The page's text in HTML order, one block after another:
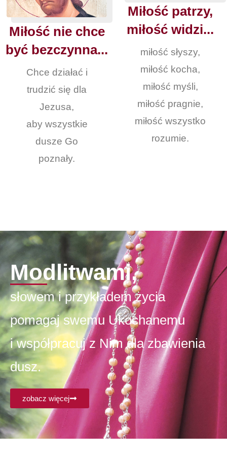
Miłość nie chce
być bezczynna...
Chce działać i
trudzić się dla
Jezusa,
aby wszystkie
dusze Go
poznały.
Miłość patrzy,
miłość widzi...
miłość słyszy,
miłość kocha,
miłość myśli,
miłość pragnie,
miłość wszystko
rozumie.
Modlitwami,
słowem i przykładem życia
pomagaj swemu Ukochanemu
i współpracuj z Nim dla zbawienia
dusz.
zobacz więcej